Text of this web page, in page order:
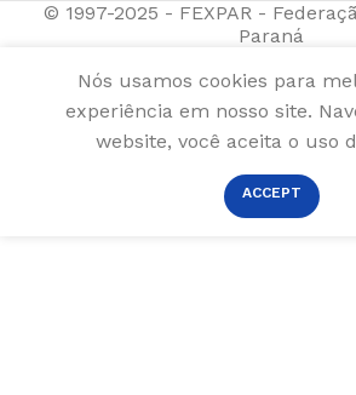
© 1997-2025 - FEXPAR -
Paraná
Nós usamos cookies para
experiência em nosso site.
website, você aceita o uso
ACCEPT